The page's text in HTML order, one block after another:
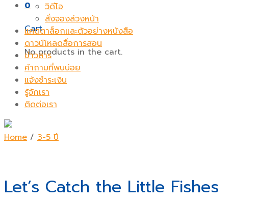
0
Cart
No products in the cart.
วิดีโอ
สั่งจองล่วงหน้า
แคตตาล็อกและตัวอย่างหนังสือ
ดาวน์โหลดสื่อการสอน
ข่าวสาร
คำถามที่พบบ่อย
แจ้งชำระเงิน
รู้จักเรา
ติดต่อเรา
Home / 3-5 ปี
Let’s Catch the Little Fishes